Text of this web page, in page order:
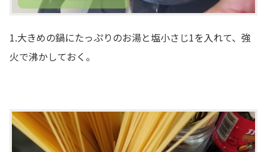
1.大きめの鍋にたっぷりのお湯と塩小さじ1を入れて、強
火で沸かしておく。